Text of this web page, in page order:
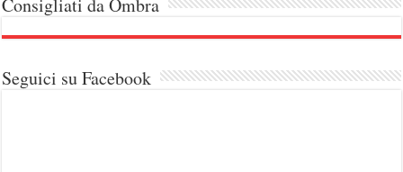
Consigliati da Ombra
Seguici su Facebook